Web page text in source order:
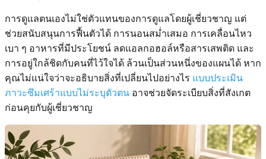
การดูแลตนเองไม่ใช่ตัวแทนของการดูแลโดยผู้เชี่ยวชาญ แต่
ช่วยสนับสนุนการฟื้นตัวได้ การนอนสม่ำเสมอ การเคลื่อนไหว
เบา ๆ อาหารที่มีประโยชน์ ลดแอลกอฮอล์หรือสารเสพติด และ
การอยู่ใกล้ชิดกับคนที่ไว้ใจได้ ล้วนเป็นส่วนหนึ่งของแผนได้ หาก
คุณไม่แน่ใจว่าจะอธิบายสิ่งที่เปลี่ยนไปอย่างไร แบบประเมิน
ภาวะซึมเศร้าแบบไม่ระบุตัวตน อาจช่วยจัดระเบียบสิ่งที่สังเกต
ก่อนคุยกับผู้เชี่ยวชาญ